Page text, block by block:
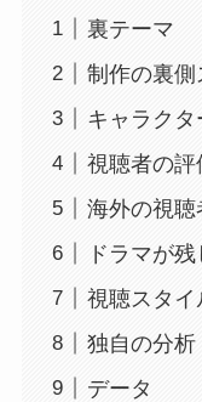
裏テーマ
制作の裏側
キャラクタ
視聴者の評
海外の視聴
ドラマが
視聴スタイ
独自の分析
データ